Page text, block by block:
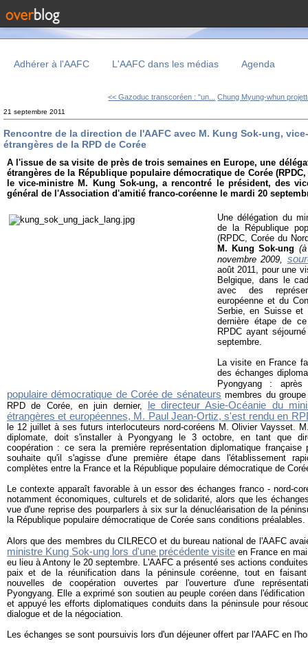
Adhérer à l'AAFC L'AAFC dans les médias Agenda
<< Gazoduc transcoréen : "un... Chung Myung-whun
21 septembre 2011
Rencontre de la direction de l'AAFC avec M. Kung Sok-ung,
étrangères de la RPD de Corée
A l'issue de sa visite de près de trois semaines en Europe, une
étrangères de la République populaire démocratique de Corée
le vice-ministre M. Kung Sok-ung, a rencontré le président, des
général de l'Association d'amitié franco-coréenne le mardi 20
Une délégation du
de la République
(RPDC, Corée du
M. Kung Sok-ung
novembre 2009,
août 2011, pour une
Belgique, dans le
avec des
européenne et du
Serbie, en Suisse et
dernière étape de
RPDC ayant
septembre.
La visite en France
des échanges
Pyongyang :
populaire démocratique de Corée de sénateurs membres du
RPD de Corée, en juin dernier,
le directeur Asie-Océanie du
étrangères et européennes, M. Paul Jean-Ortiz, s'est rendu en
le 12 juillet à ses futurs interlocuteurs nord-coréens M. Olivier Vaysset.
diplomate, doit s'installer à Pyongyang le 3 octobre, en tant que
coopération : ce sera la première représentation diplomatique française
souhaite qu'il s'agisse d'une première étape dans l'établissement
complètes entre la France et la République populaire démocratique de
Le contexte apparaît favorable à un essor des échanges franco - nord-
notamment économiques, culturels et de solidarité, alors que les
vue d'une reprise des pourparlers à six sur la dénucléarisation de la
la République populaire démocratique de Corée sans conditions préalables.
Alors que des membres du CILRECO et du bureau national de l'AAFC
ministre Kung Sok-ung lors d'une précédente visiteen France en
eu lieu à Antony le 20 septembre. L'AAFC a présenté ses actions
paix et de la réunification dans la péninsule coréenne, tout en
nouvelles de coopération ouvertes par l'ouverture d'une
Pyongyang. Elle a exprimé son soutien au peuple coréen dans
et appuyé les efforts diplomatiques conduits dans la péninsule pour
dialogue et de la négociation.
Les échanges se sont poursuivis lors d'un déjeuner offert par l'AAFC en